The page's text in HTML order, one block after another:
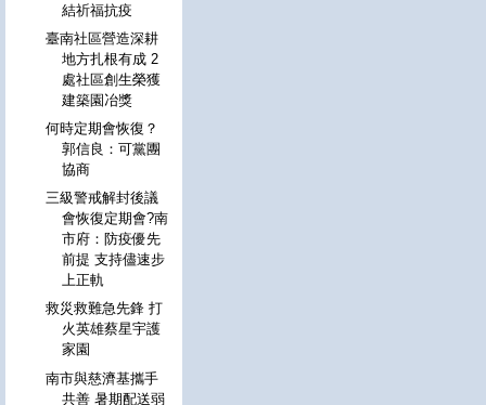
結祈福抗疫
臺南社區營造深耕
地方扎根有成 2
處社區創生榮獲
建築園冶獎
何時定期會恢復？
郭信良：可黨團
協商
三級警戒解封後議
會恢復定期會?南
市府：防疫優先
前提 支持儘速步
上正軌
救災救難急先鋒 打
火英雄蔡星宇護
家園
南市與慈濟基攜手
共善 暑期配送弱